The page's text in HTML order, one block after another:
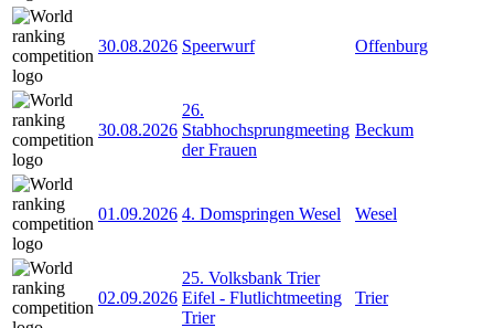
30.08.2026 Speerwurf Offenburg
30.08.2026
26.
Stabhochsprungmeeting
der Frauen
Beckum
01.09.2026 4. Domspringen Wesel Wesel
02.09.2026
25. Volksbank Trier
Eifel - Flutlichtmeeting
Trier
Trier